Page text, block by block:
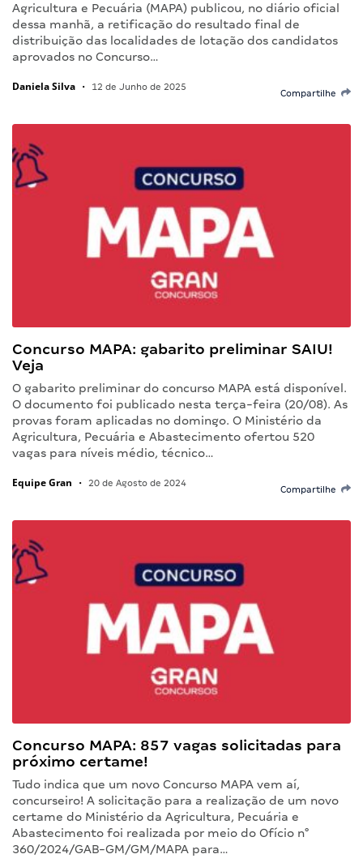
Agricultura e Pecuária (MAPA) publicou, no diário oficial
dessa manhã, a retificação do resultado final de
distribuição das localidades de lotação dos candidatos
aprovados no Concurso…
Daniela Silva • 12 de Junho de 2025
Compartilhe
Concurso MAPA: gabarito preliminar SAIU!
Veja
O gabarito preliminar do concurso MAPA está disponível.
O documento foi publicado nesta terça-feira (20/08). As
provas foram aplicadas no domingo. O Ministério da
Agricultura, Pecuária e Abastecimento ofertou 520
vagas para níveis médio, técnico…
Equipe Gran • 20 de Agosto de 2024
Compartilhe
Concurso MAPA: 857 vagas solicitadas para
próximo certame!
Tudo indica que um novo Concurso MAPA vem aí,
concurseiro! A solicitação para a realização de um novo
certame do Ministério da Agricultura, Pecuária e
Abastecimento foi realizada por meio do Ofício n°
360/2024/GAB-GM/GM/MAPA para…